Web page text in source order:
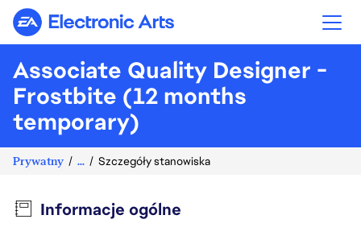
Electronic Arts
Associate Quality Designer -
Frostbite (12 months
temporary)
Prywatny ... Szczegóły stanowiska
Informacje ogólne